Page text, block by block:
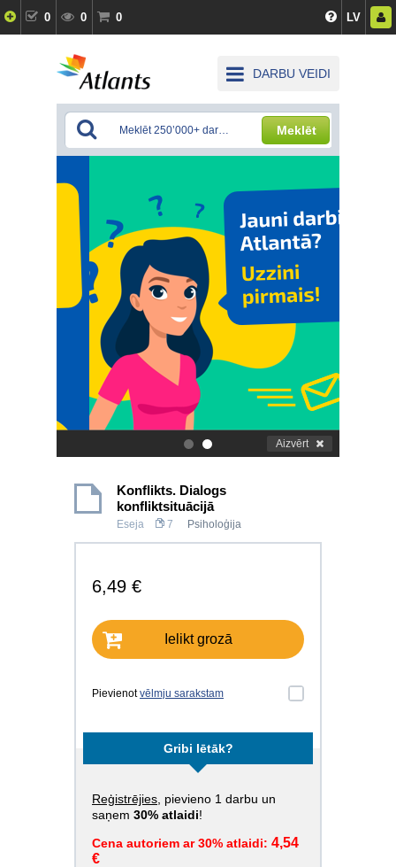
0 0 0 LV
DARBU VEIDI
Meklēt
. Aizvērt
Konflikts. Dialogs
konfliktsituācijā
Eseja 7 Psiholoģija
6,49 €
Ielikt grozā
Pievienotvēlmju sarakstam
Gribi lētāk?
Reģistrējies , pievieno 1 darbu un
saņem 30% atlaidi!
Cena autoriem ar 30% atlaidi: 4,54
€